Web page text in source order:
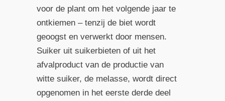
voor de plant om het volgende jaar te
ontkiemen – tenzij de biet wordt
geoogst en verwerkt door mensen.
Suiker uit suikerbieten of uit het
afvalproduct van de productie van
witte suiker, de melasse, wordt direct
opgenomen in het eerste derde deel